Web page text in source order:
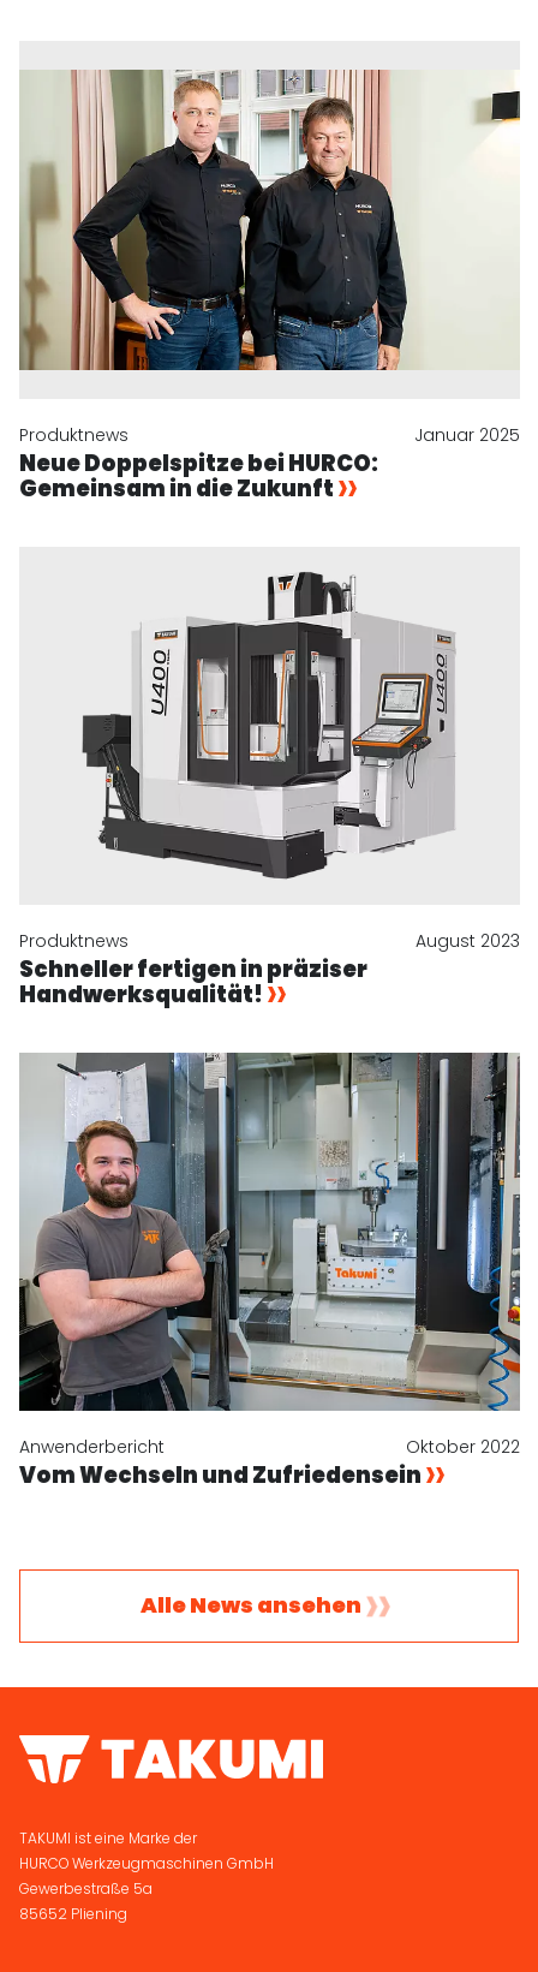
Produktnews Januar 2025
Neue Doppelspitze bei HURCO:
Gemeinsam in die Zukunft
Produktnews August 2023
Schneller fertigen in präziser
Handwerksqualität!
Anwenderbericht Oktober 2022
Vom Wechseln und Zufriedensein
Alle News ansehen
TAKUMI ist eine Marke der
HURCO Werkzeugmaschinen GmbH
Gewerbestraße 5a
85652 Pliening